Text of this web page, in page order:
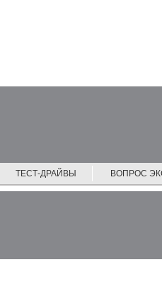
ТЕСТ-ДРАЙВЫ ВОПРОС